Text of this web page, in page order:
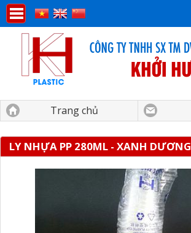
Trang chủ
LY NHỰA PP 280ML - XANH DƯƠNG